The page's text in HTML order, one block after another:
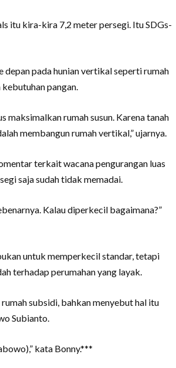
itu kira-kira 7,2 meter persegi. Itu SDGs-
depan pada hunian vertikal seperti rumah
pangan.
maksimalkan rumah susun. Karena tanah
membangun rumah vertikal,” ujarnya.
terkait wacana pengurangan luas
saja sudah tidak memadai.
Kalau diperkecil bagaimana?”
untuk memperkecil standar, tetapi
terhadap perumahan yang layak.
subsidi, bahkan menyebut hal itu
Subianto.
kata Bonny.***